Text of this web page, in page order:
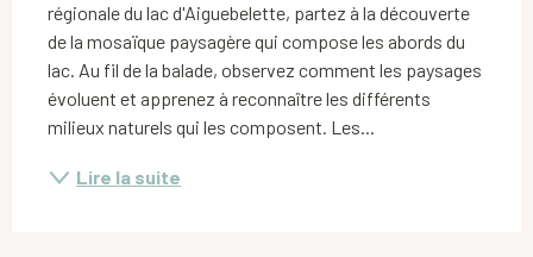
régionale du lac d'Aiguebelette, partez à la découverte
de la mosaïque paysagère qui compose les abords du
lac. Au fil de la balade, observez comment les paysages
évoluent et apprenez à reconnaître les différents
milieux naturels qui les composent. Les...
Lire la suite